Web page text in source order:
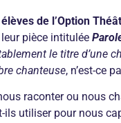
de l’Option
pièce intitulée
le titre d’une
chanteuse, n’est-ce
raconter ou nous
ils utiliser pour nous